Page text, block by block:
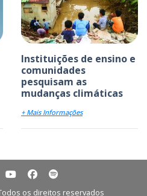
Instituições de ensino e
comunidades
pesquisam as
mudanças climáticas
+ Mais Informações
os direitos reservados